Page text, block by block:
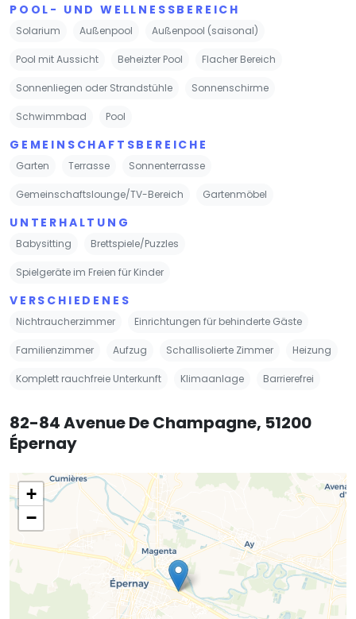
POOL- UND WELLNESSBEREICH
Solarium Außenpool Außenpool (saisonal)
Pool mit Aussicht Beheizter Pool Flacher Bereich
Sonnenliegen oder Strandstühle Sonnenschirme
Schwimmbad Pool
GEMEINSCHAFTSBEREICHE
Garten Terrasse Sonnenterrasse
Gemeinschaftslounge/TV-Bereich Gartenmöbel
UNTERHALTUNG
Babysitting Brettspiele/Puzzles
Spielgeräte im Freien für Kinder
VERSCHIEDENES
Nichtraucherzimmer Einrichtungen für behinderte Gäste
Familienzimmer Aufzug Schallisolierte Zimmer Heizung
Komplett rauchfreie Unterkunft Klimaanlage Barrierefrei
82-84 Avenue De Champagne, 51200
Épernay
+
−